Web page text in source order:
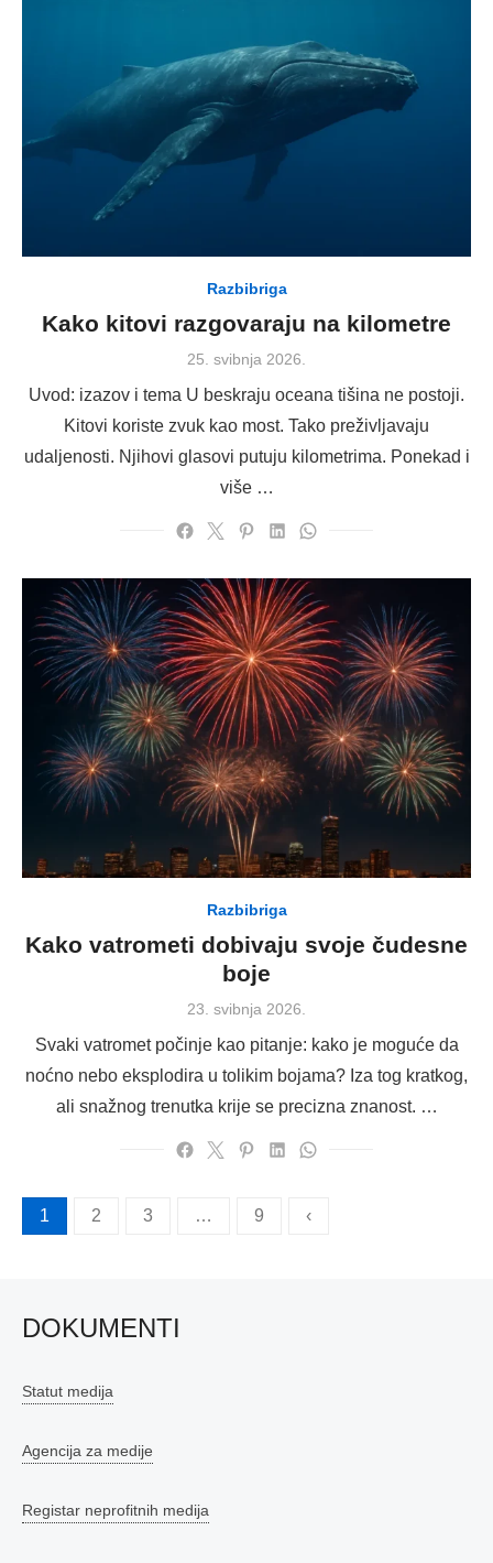
Razbibriga
Kako kitovi razgovaraju na kilometre
Posted
25. svibnja 2026.
Uvod: izazov i tema U beskraju oceana tišina ne postoji.
Kitovi koriste zvuk kao most. Tako preživljavaju
udaljenosti. Njihovi glasovi putuju kilometrima. Ponekad i
više …
Razbibriga
Kako vatrometi dobivaju svoje čudesne
boje
Posted
23. svibnja 2026.
Svaki vatromet počinje kao pitanje: kako je moguće da
noćno nebo eksplodira u tolikim bojama? Iza tog kratkog,
ali snažnog trenutka krije se precizna znanost. …
Brojevi
1 2 3 … 9 ‹
DOKUMENTI
Statut medija
Agencija za medije
Registar neprofitnih medija